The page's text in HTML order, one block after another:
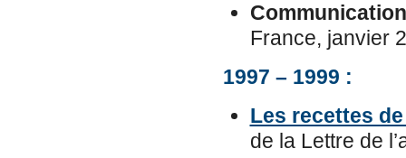
France, janvier
1997 – 1999 :
Les recettes
de la Lettre de